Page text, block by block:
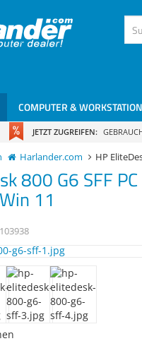
COMPUTER &
JETZT ZUGREIFEN:
Harlander.com HP
800 G6 SFF
11